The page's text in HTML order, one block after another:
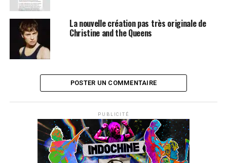
La nouvelle création pas très originale de
Christine and the Queens
POSTER UN COMMENTAIRE
PUBLICITÉ